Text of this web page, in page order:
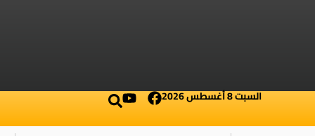
السبت 8 أغسطس 2026